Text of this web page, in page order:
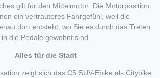
gilt für den Mittelmotor: Die Motorposition
ein vertrauteres Fahrgefühl, weil die
dort entsteht, wo Sie es durch das Treten
in die Pedale gewohnt sind.
Alles für die Stadt
zeigt sich das C5 SUV-Ebike als Citybike